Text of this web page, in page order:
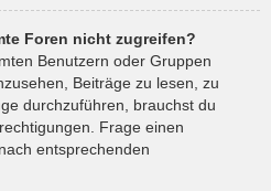
Foren nicht zugreifen?
Benutzern oder Gruppen
Beiträge zu lesen, zu
durchzuführen, brauchst du
Frage einen
entsprechenden